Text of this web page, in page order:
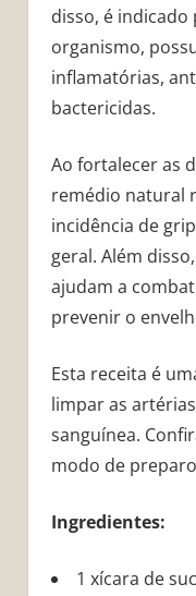
disso, é
organismo,
inflamatórias,
bactericidas.
Ao fortalecer as
remédio natural
incidência de
geral. Além
ajudam a
prevenir o
Esta receita é
limpar as
sanguínea.
modo de
Ingredientes:
1 xícara de